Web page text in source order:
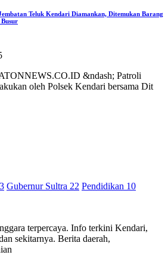
Teluk Kendari Diamankan, Ditemukan Barang
&ndash; Patroli
oleh Polsek Kendari bersama Dit
Gubernur Sultra 22 Pendidikan 10
terpercaya. Info terkini Kendari,
sekitarnya. Berita daerah,